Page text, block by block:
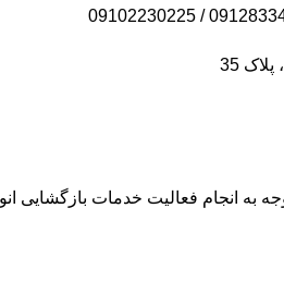
35
به انجام فعالیت خدمات